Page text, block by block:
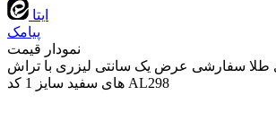
ایتا
پیامک
نمودار قیمت
طلا سفارشی عرض یک سانتی لیزری با تراش
های سفید سایز 1 کد AL298